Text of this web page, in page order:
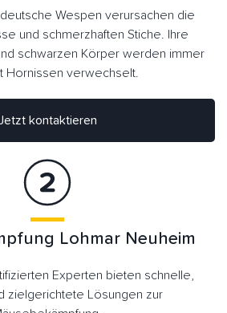
Wespen verursachen die
und schmerzhaften Stiche. Ihre
schwarzen Körper werden immer
Hornissen verwechselt.
Jetzt kontaktieren
Lohmar Neuheim
Experten bieten schnelle,
zielgerichtete Lösungen zur